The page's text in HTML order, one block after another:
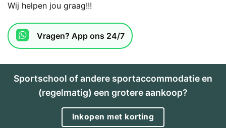
Wij helpen jou graag!!!
Vragen? App ons 24/7
Sportschool of andere sportaccommodatie en
(regelmatig) een grotere aankoop?
Inkopen met korting